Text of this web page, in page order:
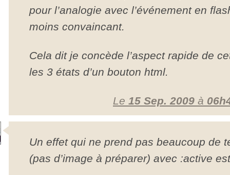
pour l’analogie avec l’événement en
moins convaincant.
Cela dit je concède l’aspect rapide de
les 3 états d’un bouton html.
Le 15 Sep. 2009 à
Un effet qui ne prend pas beaucoup de
(pas d’image à préparer) avec :active